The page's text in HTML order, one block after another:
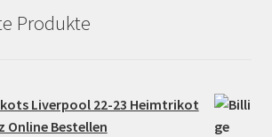
Produkte
Liverpool 22-23 Heimtrikot
Online Bestellen